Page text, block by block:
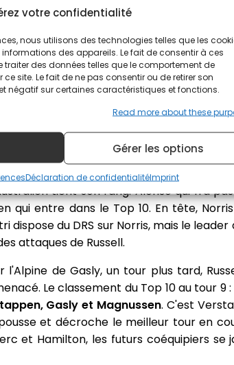
votre confidentialité
nous utilisons des technologies telles que les
des appareils. Le fait de consentir à ces
des données telles que le comportement de
site. Le fait de ne pas consentir ou de retirer son
négatif sur certaines caractéristiques et fonctions.
Read more about these
Gérer les options
Déclaration de confidentialitéImprint
course Sprint, il aura George
envol pour Norris qui conserver la tête
de Russell, Hamilton a pris le
2 :
Norris, Piastri, Russell, Sainz,
3 places, il pointe au 9e rang, mais
du tour 4, Russell tente de
tient son rang. Alonso qui n'a
qui entre dans le Top 10. En tête,
dispose du DRS sur Norris, mais le
attaques de Russell.
de Gasly, un tour plus tard,
Le classement du Top 10 au tour 9 :
Gasly et Magnussen. C'est
et décroche le meilleur tour en
et Hamilton, les futurs coéquipiers se